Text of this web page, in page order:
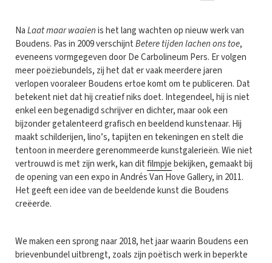
NaLaat maar waaienis het lang wachten op nieuw werk van
Boudens. Pas in 2009 verschijntBetere tijden lachen ons toe,
eveneens vormgegeven door De Carbolineum Pers. Er volgen
meer poëziebundels, zij het dat er vaak meerdere jaren
verlopen vooraleer Boudens ertoe komt om te publiceren. Dat
betekent niet dat hij creatief niks doet. Integendeel, hij is niet
enkel een begenadigd schrijver en dichter, maar ook een
bijzonder getalenteerd grafisch en beeldend kunstenaar. Hij
maakt schilderijen, lino’s, tapijten en tekeningen en stelt die
tentoon in meerdere gerenommeerde kunstgalerieën. Wie niet
vertrouwd is met zijn werk, kan ditfilmpjebekijken, gemaakt bij
de opening van een expo in Andrés Van Hove Gallery, in 2011.
Het geeft een idee van de beeldende kunst die Boudens
creëerde.
We maken een sprong naar 2018, het jaar waarin Boudens een
brievenbundel uitbrengt, zoals zijn poëtisch werk in beperkte